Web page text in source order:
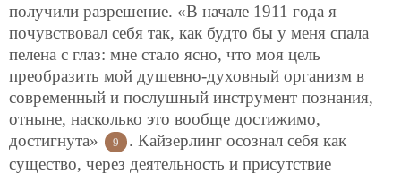
получили разрешение. «В начале 1911 года я
почувствовал себя так, как будто бы у меня спала
пелена с глаз: мне стало ясно, что моя цель
преобразить мой душевно-духовный организм в
современный и послушный инструмент познания,
отныне, насколько это вообще достижимо,
достигнута»
9
. Кайзерлинг осознал себя как
существо, через деятельность и присутствие